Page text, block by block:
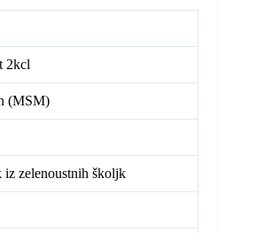
2kcl
(MSM)
zelenoustnih školjk